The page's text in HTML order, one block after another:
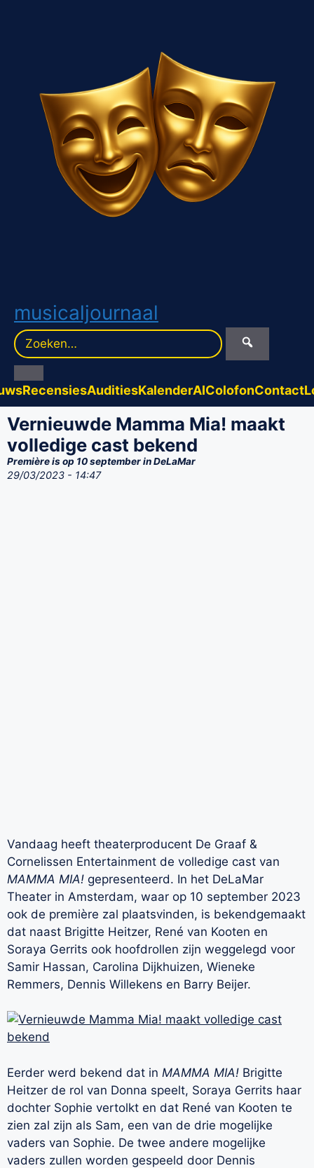
musicaljournaal
Zoek
naar:
RecensiesAuditiesKalenderAIColofonContact
Vernieuwde Mamma Mia! maakt
volledige cast bekend
Première is op 10 september in DeLaMar
29/03/2023 - 14:47
Vandaag heeft theaterproducent De Graaf &
Cornelissen Entertainment de volledige cast van
MAMMA MIA! gepresenteerd. In het DeLaMar
Theater in Amsterdam, waar op 10 september 2023
ook de première zal plaatsvinden, is bekendgemaakt
dat naast Brigitte Heitzer, René van Kooten en
Soraya Gerrits ook hoofdrollen zijn weggelegd voor
Samir Hassan, Carolina Dijkhuizen, Wieneke
Remmers, Dennis Willekens en Barry Beijer.
Eerder werd bekend dat in MAMMA MIA! Brigitte
Heitzer de rol van Donna speelt, Soraya Gerrits haar
dochter Sophie vertolkt en dat René van Kooten te
zien zal zijn als Sam, een van de drie mogelijke
vaders van Sophie. De twee andere mogelijke
vaders zullen worden gespeeld door Dennis